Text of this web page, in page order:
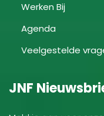
Werken Bij
Agenda
Veelgestelde
JNF